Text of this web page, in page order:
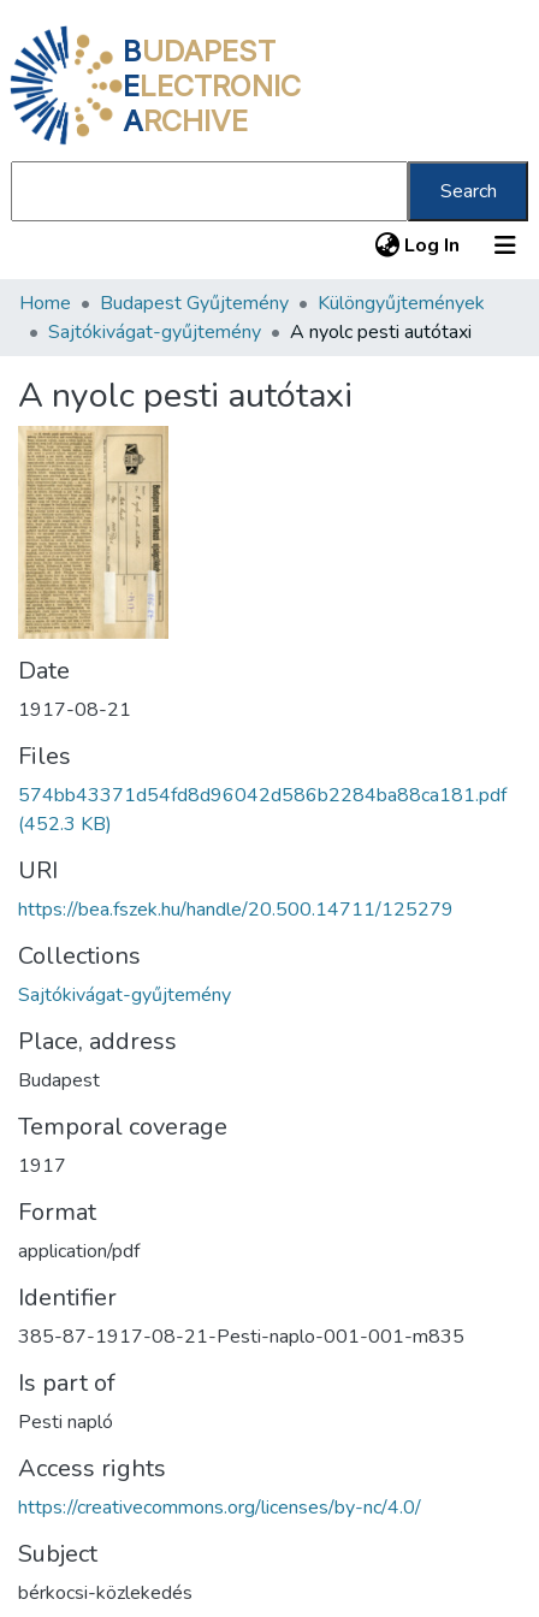
BUDAPEST
ELECTRONIC
ARCHIVE
Search
Log In (current)
Communities & Collections
Statistics
About us
Home Budapest Gyűjtemény
Különgyűjtemények
Sajtókivágat-gyűjtemény
A nyolc pesti autótaxi
A nyolc pesti autótaxi
Date
1917-08-21
Files
574bb43371d54fd8d96042d586b2284ba88ca181.pdf
(452.3 KB)
URI
https://bea.fszek.hu/handle/20.500.14711/125279
Collections
Sajtókivágat-gyűjtemény
Place, address
Budapest
Temporal coverage
1917
Format
application/pdf
Identifier
385-87-1917-08-21-Pesti-naplo-001-001-m835
Is part of
Pesti napló
Access rights
https://creativecommons.org/licenses/by-nc/4.0/
Subject
bérkocsi-közlekedés